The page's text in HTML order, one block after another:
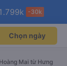
Mở app
Mở app
k -30k
Chọn ngày
Mai từ Hưng